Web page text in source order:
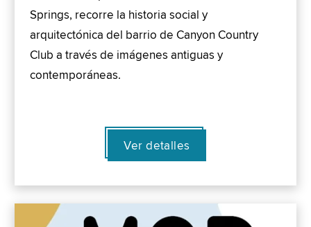
Springs, recorre la historia social y
arquitectónica del barrio de Canyon Country
Club a través de imágenes antiguas y
contemporáneas.
Ver detalles